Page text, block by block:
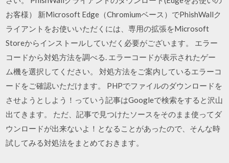
お客様） 新Microsoft Edge（Chromiumベース）でPhishWallク
ライアントをお使いいただくには、専用の拡張をMicrosoft
Storeからインストールしていだく必要がございます。 エラー
コードから対処方法を調べる. エラーコードが表示されたゲー
ム機を選択してください。 対処方法をご案内しているエラーコ
ードをご確認いただけます。 PHPでファイルのダウンロードを
させようとしよう！っていう記事はGoogleで検索をすると沢山
出てきます。 ただ、記事で見つけたソースをそのまま使ってダ
ウンロードが出来ないよ！となることがあったので、そんな時
試してみる対処法をまとめておきます。